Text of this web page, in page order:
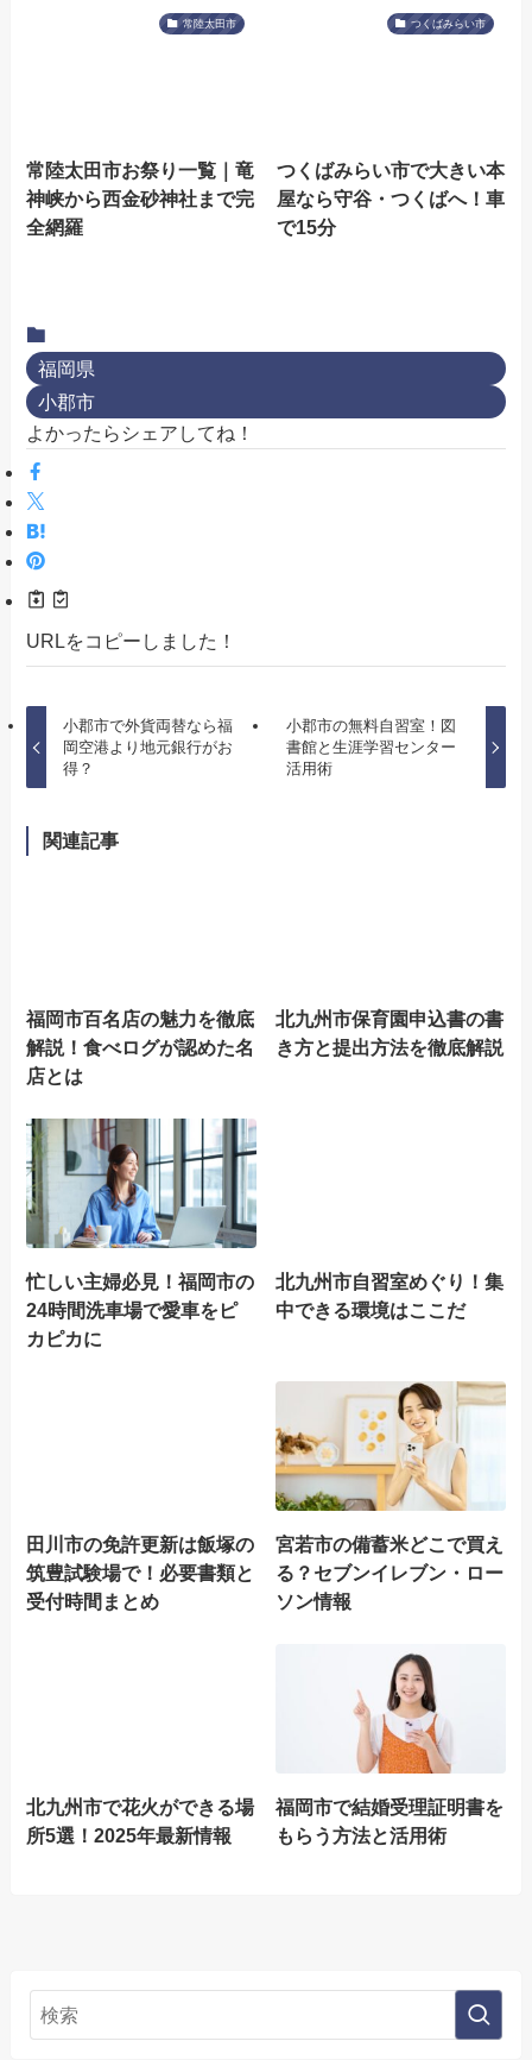
常陸太田市
常陸太田市お祭り一覧｜竜
神峡から西金砂神社まで完
全網羅
つくばみらい市
つくばみらい市で大きい本
屋なら守谷・つくばへ！車
で15分
福岡県
小郡市
よかったらシェアしてね！
URLをコピーしました！
小郡市で外貨両替なら福
岡空港より地元銀行がお
得？
小郡市の無料自習室！図
書館と生涯学習センター
活用術
関連記事
福岡市百名店の魅力を徹底
解説！食べログが認めた名
店とは
北九州市保育園申込書の書
き方と提出方法を徹底解説
忙しい主婦必見！福岡市の
24時間洗車場で愛車をピ
カピカに
北九州市自習室めぐり！集
中できる環境はここだ
田川市の免許更新は飯塚の
筑豊試験場で！必要書類と
受付時間まとめ
宮若市の備蓄米どこで買え
る？セブンイレブン・ロー
ソン情報
北九州市で花火ができる場
所5選！2025年最新情報
福岡市で結婚受理証明書を
もらう方法と活用術